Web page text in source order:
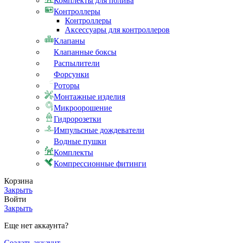
Контроллеры
Контроллеры
Аксессуары для контроллеров
Клапаны
Клапанные боксы
Распылители
Форсунки
Роторы
Монтажные изделия
Микроорошение
Гидророзетки
Импульсные дождеватели
Водные пушки
Комплекты
Компрессионные фитинги
Корзина
Закрыть
Войти
Закрыть
Еще нет аккаунта?